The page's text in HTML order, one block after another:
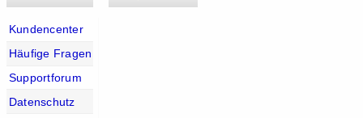
Kundencenter
Häufige Fragen
Supportforum
Datenschutz